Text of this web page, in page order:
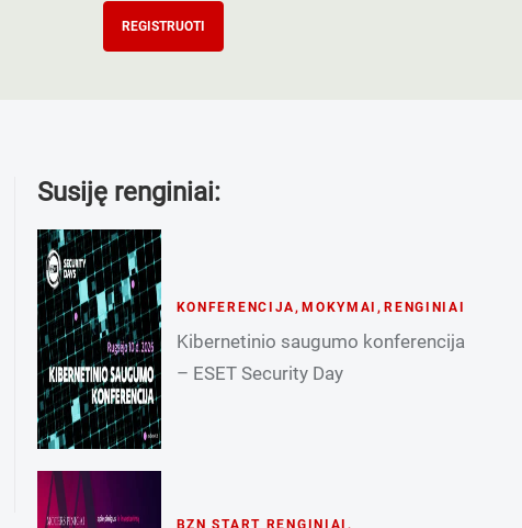
REGISTRUOTI
Susiję renginiai:
KONFERENCIJA, MOKYMAI, RENGINIAI
Kibernetinio saugumo konferencija
– ESET Security Day
BZN START RENGINIAI ,